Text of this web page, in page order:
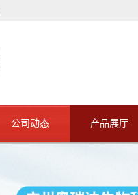
公司动态 产品展厅